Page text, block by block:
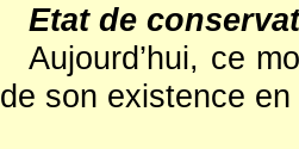
Etat de
Aujourd’hui, ce
de son existence